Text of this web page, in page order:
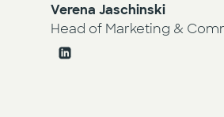
Verena Jaschinski
Head of Marketing &